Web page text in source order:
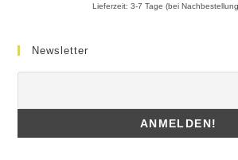
Lieferzeit:3-7 Tage (bei
Newsletter